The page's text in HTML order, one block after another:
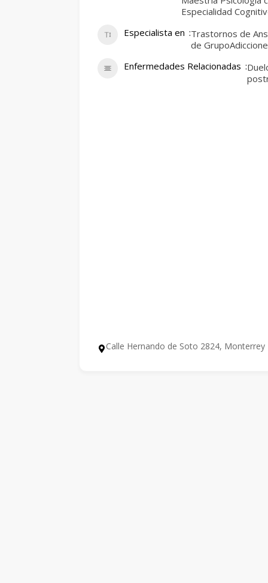
Especialidad
Especialista en Trastornos de
de
Enfermedades Relacionadas
Calle Hernando de Soto 2824, Monterrey